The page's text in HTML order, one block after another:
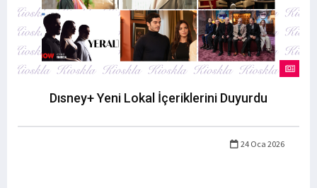
Dısney+ Yeni Lokal İçeriklerini Duyurdu
24 Oca 2026